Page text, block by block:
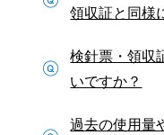
領収証と同様
検針票・領収
いですか？
過去の使用量